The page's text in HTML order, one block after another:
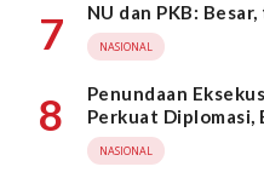
7 NU dan PKB:
NASIONAL
8
Penundaan
Perkuat Diplomasi,
NASIONAL